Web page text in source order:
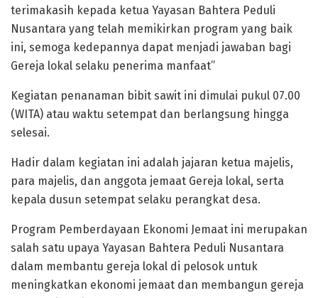
terimakasih kepada ketua Yayasan Bahtera Peduli
Nusantara yang telah memikirkan program yang baik
ini, semoga kedepannya dapat menjadi jawaban bagi
Gereja lokal selaku penerima manfaat”
Kegiatan penanaman bibit sawit ini dimulai pukul 07.00
(WITA) atau waktu setempat dan berlangsung hingga
selesai.
Hadir dalam kegiatan ini adalah jajaran ketua majelis,
para majelis, dan anggota jemaat Gereja lokal, serta
kepala dusun setempat selaku perangkat desa.
Program Pemberdayaan Ekonomi Jemaat ini merupakan
salah satu upaya Yayasan Bahtera Peduli Nusantara
dalam membantu gereja lokal di pelosok untuk
meningkatkan ekonomi jemaat dan membangun gereja